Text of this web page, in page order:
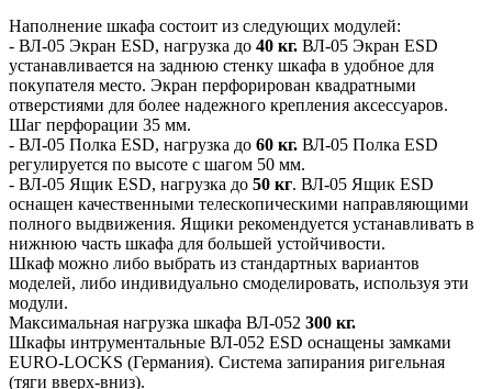
Наполнение шкафа состоит из следующих модулей:
- ВЛ-05 Экран ESD, нагрузка до 40 кг. ВЛ-05 Экран ESD
устанавливается на заднюю стенку шкафа в удобное для
покупателя место. Экран перфорирован квадратными
отверстиями для более надежного крепления аксессуаров.
Шаг перфорации 35 мм.
- ВЛ-05 Полка ESD, нагрузка до 60 кг. ВЛ-05 Полка ESD
регулируется по высоте с шагом 50 мм.
- ВЛ-05 Ящик ESD, нагрузка до 50 кг. ВЛ-05 Ящик ESD
оснащен качественными телескопическими направляющими
полного выдвижения. Ящики рекомендуется устанавливать в
нижнюю часть шкафа для большей устойчивости.
Шкаф можно либо выбрать из стандартных вариантов
моделей, либо индивидуально смоделировать, используя эти
модули.
Максимальная нагрузка шкафа ВЛ-052 300 кг.
Шкафы интрументальные ВЛ-052 ESD оснащены замками
EURO-LOCKS (Германия). Система запирания ригельная
(тяги вверх-вниз).